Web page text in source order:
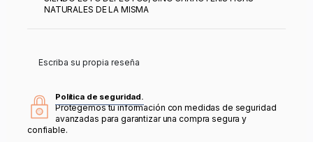
NATURALES DE LA MISMA
Escriba su propia reseña
Política de seguridad.
Protegemos tu información con medidas de seguridad
avanzadas para garantizar una compra segura y
confiable.